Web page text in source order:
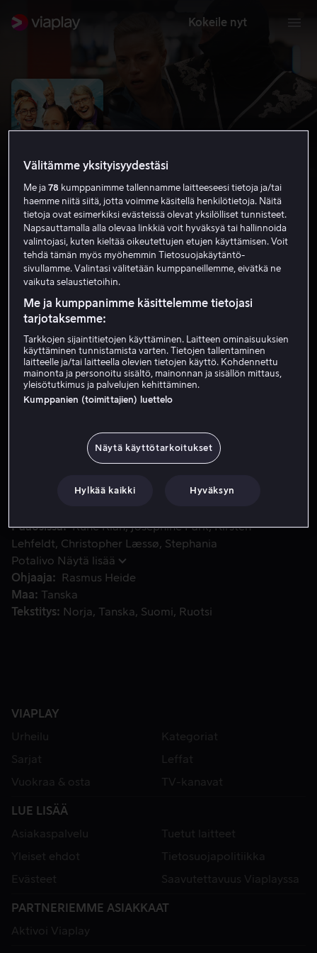
Kokeile nyt
Mall Cops
2.2 Komedia 1 h 25 min
K-12
Vuokraa 4,99 €
Osta 8,99 €
Katso traileri
Kun ostoskeskuksen johtaja haluaa säästää vartijoista,
Kun ostoskeskuksen johtaja haluaa säästää vartijoista,
todistaakseen, että heitä tarvitaan.
Pääosissa Rune Klan Josephine Park Kirsten
Lehfeldt
Christopher Læssø
Stephania
Potalivo Näytä lisää
Ohjaaja
Rasmus Heide
Maa
Tanska
Tekstitys
Norja Tanska Suomi Ruotsi
VIAPLAY
Urheilu
Kategoriat
Sarjat
Leffat
Vuokraa & osta
TV-kanavat
LUE LISÄÄ
Asiakaspalvelu
Tuetut laitteet
Yleiset ehdot
Tietosuojapolitiikka
Evästeet
Saavutettavuus Viaplayssa
PARTNERIEMME ASIAKKAAT
Aktivoi Viaplay
Välitämme yksityisyydestäsi
Me ja78 kumppanimme tallennamme laitteeseesi tietoja ja/tai
haemme niitä siitä, jotta voimme käsitellä henkilötietoja. Näitä
tietoja ovat esimerkiksi evästeissä olevat yksilölliset tunnisteet.
Napsauttamalla alla olevaa linkkiä voit hyväksyä tai hallinnoida
valintojasi, kuten kieltää oikeutettujen etujen käyttämisen. Voit
tehdä tämän myös myöhemmin Tietosuojakäytäntö-
sivullamme. Valintasi välitetään kumppaneillemme, eivätkä ne
vaikuta selaustietoihin.
Me ja kumppanimme käsittelemme tietojasi
tarjotaksemme:
Tarkkojen sijaintitietojen käyttäminen. Laitteen ominaisuuksien
käyttäminen tunnistamista varten. Tietojen tallentaminen
laitteelle ja/tai laitteella olevien tietojen käyttö. Kohdennettu
mainonta ja personoitu sisältö, mainonnan ja sisällön mittaus,
yleisötutkimus ja palvelujen kehittäminen.
Kumppanien (toimittajien) luettelo
Näytä käyttötarkoitukset
Hylkää kaikki Hyväksyn